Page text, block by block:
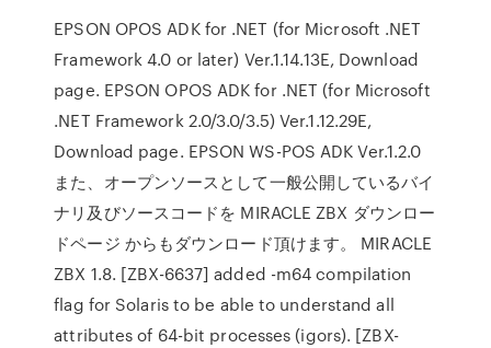
EPSON OPOS ADK for .NET (for Microsoft .NET
Framework 4.0 or later) Ver.1.14.13E, Download
page. EPSON OPOS ADK for .NET (for Microsoft
.NET Framework 2.0/3.0/3.5) Ver.1.12.29E,
Download page. EPSON WS-POS ADK Ver.1.2.0
また、オープンソースとして一般公開しているバイ
ナリ及びソースコードを MIRACLE ZBX ダウンロー
ドページ からもダウンロード頂けます。 MIRACLE
ZBX 1.8. [ZBX-6637] added -m64 compilation
flag for Solaris to be able to understand all
attributes of 64-bit processes (igors). [ZBX-